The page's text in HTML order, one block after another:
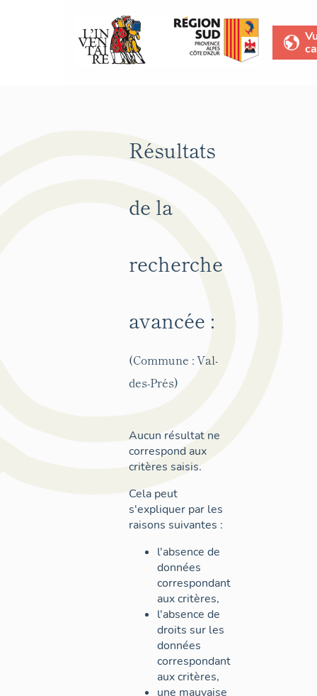
Résultats
de la
recherche
avancée :
(Commune : Val-
des-Prés)
Aucun résultat ne
correspond aux
critères saisis.
Cela peut
s'expliquer par les
raisons suivantes :
l'absence de
données
correspondant
aux critères,
l'absence de
droits sur les
données
correspondant
aux critères,
une mauvaise